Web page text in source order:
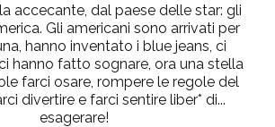
accecante, dal paese delle star: gli
Gli americani sono arrivati per
hanno inventato i blue jeans, ci
hanno fatto sognare, ora una stella
farci osare, rompere le regole del
divertire e farci sentire liber* di...
esagerare!